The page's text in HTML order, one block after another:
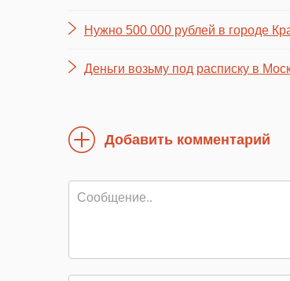
Нужно 500 000 рублей в городе
Деньги возьму под расписку в
Добавить комментарий